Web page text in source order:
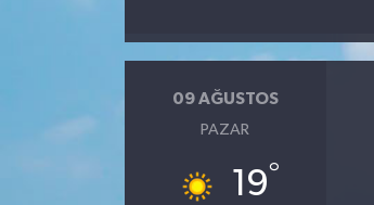
09 AĞUSTOS
PAZAR
19°
TÜRKİYE